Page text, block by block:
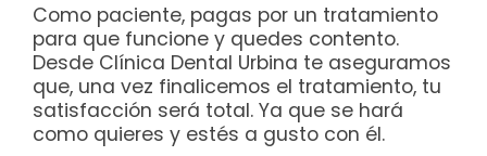
Como paciente, pagas por un tratamiento
para que funcione y quedes contento.
Desde Clínica Dental Urbina te aseguramos
que, una vez finalicemos el tratamiento, tu
satisfacción será total. Ya que se hará
como quieres y estés a gusto con él.